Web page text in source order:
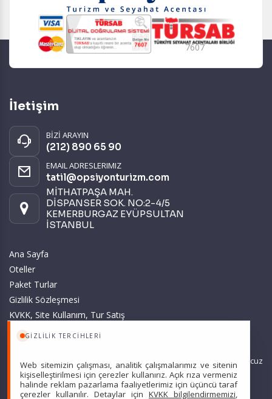
GIZLILIK TERCIHLERI
Web sitemizin çalışması, analitik çalışmalarımız ve sitenin
kişiselleştirilmesi için çerezler kullanırız. Açık rıza vermeniz
halinde reklam pazarlama faaliyetlerimiz için üçüncü taraf
çerezler kullanılır. Detaylar için KVKK bilgilendirmemizi,
7607
İletişim
BİZİ ARAYIN
(212) 890 65 90
EMAIL ADRESLERIMIZ
tatil@opsiyonturizm.com
MİTHATPAŞA MAH.
DİSPANSER SOK. NO:2-4/5
KEMERBURGAZ EYÜPSULTAN
İSTANBUL
Ana Sayfa
Oteller
Paket Turlar
Gizlilik Sözleşmesi
KVKK, Site Kullanım, Tur Satış
Sitemizde anılan tüm fiyatlar, geçerli kartlar ile tek ödemede, en ucuz
başlangıç fiyatlardır ve yeterli kontenjan olması durumunda
geçerlidir.